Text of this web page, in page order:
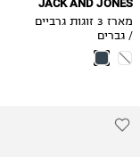
JACK AND JONES
מארז 3 זוגות גרביים
/ גברים